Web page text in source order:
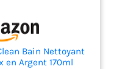
Bain Nettoyant
en Argent 170ml